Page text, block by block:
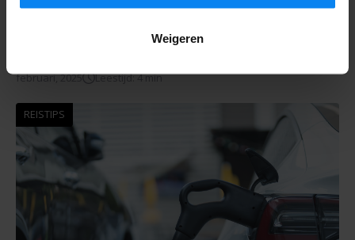
Weigeren
februari, 2025 Leestijd: 4 min
REISTIPS